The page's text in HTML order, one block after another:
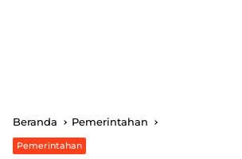
Beranda Pemerintahan
Pemerintahan